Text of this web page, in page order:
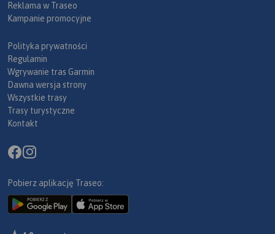
Reklama w Traseo
Kampanie promocyjne
Polityka prywatności
Regulamin
Wgrywanie tras Garmin
Dawna wersja strony
Wszystkie trasy
Trasy turystyczne
Kontakt
Pobierz aplikację Traseo: